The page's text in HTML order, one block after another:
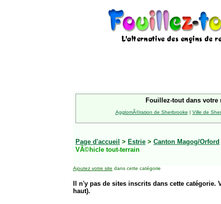
Fouillez-tout dans votre
AgglomÃ©ration de Sherbrooke | Ville de
Page d'accueil > Estrie > Canton Magog/Orford
VÃ©hicle tout-terrain
Ajoutez votre site dans cette catégorie
Il n'y pas de sites inscrits dans cette
haut).